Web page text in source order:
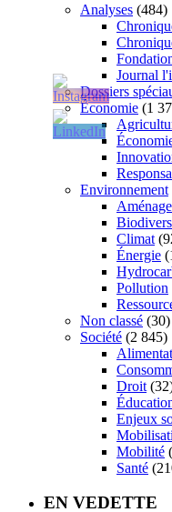
Analyses (484)
Journal
Dossiers
Économie (1
Environnement
Climat
Énergie
Pollution
Non classé (30)
Société (2 845)
Droit
Enjeux
Mobilité
Santé
EN VEDETTE